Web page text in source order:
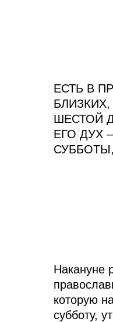
ЕСТЬ В
ШЕСТОЙ
ЕГО ДУХ
Накануне
которую
субботу,